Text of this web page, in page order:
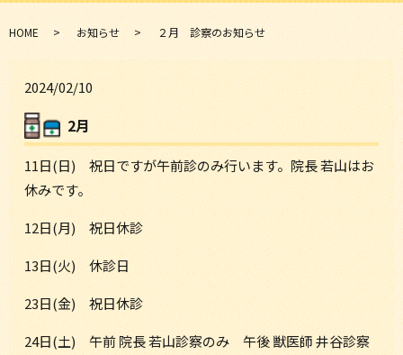
HOME お知らせ ２月 診察のお知らせ
2024/02/10
2月
11日(日) 祝日ですが午前診のみ行います。院長 若山はお
休みです。
12日(月) 祝日休診
13日(火) 休診日
23日(金) 祝日休診
24日(土) 午前 院長 若山診察のみ 午後 獣医師 井谷診察